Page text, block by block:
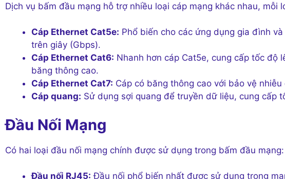
Dịch vụ bấm đầu mạng hỗ trợ nhiều loại cáp mạng khác nhau,
Cáp Ethernet Cat5e: Phổ biến cho các ứng dụng gia đình
trên giây (Gbps).
Cáp Ethernet Cat6: Nhanh hơn cáp Cat5e, cung cấp tốc độ
băng thông cao.
Cáp Ethernet Cat7: Cáp có băng thông cao với bảo vệ
Cáp quang: Sử dụng sợi quang để truyền dữ liệu, cung cấp
Đầu Nối Mạng
Có hai loại đầu nối mạng chính được sử dụng trong bấm đầu mạng:
Đầu nối RJ45: Đầu nối phổ biến nhất được sử dụng trong